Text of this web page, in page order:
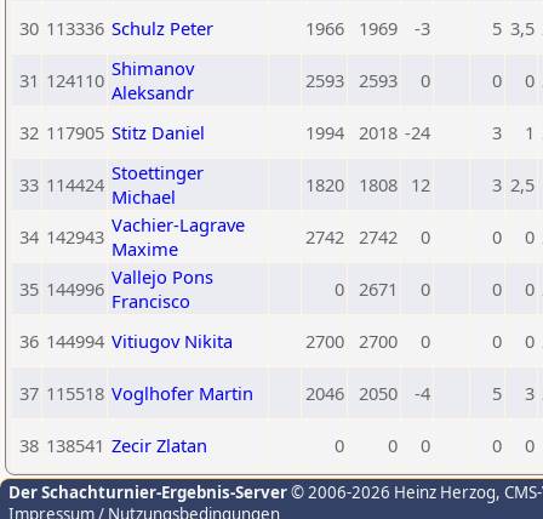
30 113336 Schulz Peter 1966 1969 -3 5 3,5
31 124110 Shimanov
Aleksandr
2593 2593 0 0 0
32 117905 Stitz Daniel 1994 2018 -24 3 1
33 114424 Stoettinger
Michael
1820 1808 12 3 2,5
34 142943 Vachier-Lagrave
Maxime
2742 2742 0 0 0
35 144996 Vallejo Pons
Francisco
0 2671 0 0 0
36 144994 Vitiugov Nikita 2700 2700 0 0 0
37 115518 Voglhofer Martin 2046 2050 -4 5 3
38 138541 Zecir Zlatan 0 0 0 0 0
Der Schachturnier-Ergebnis-Server© 2006-2026 Heinz Herzog,
Impressum / Nutzungsbedingungen